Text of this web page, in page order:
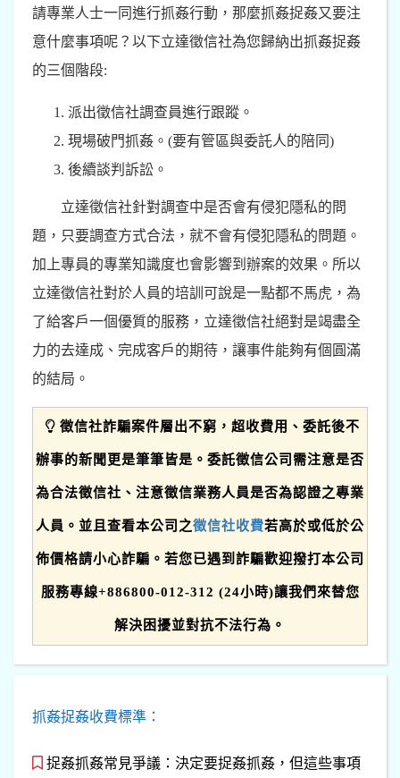
請專業人士一同進行抓姦行動，那麼抓姦捉姦又要注
意什麼事項呢？以下立達徵信社為您歸納出抓姦捉姦
的三個階段:
派出徵信社調查員進行跟蹤。
現場破門抓姦。(要有管區與委託人的陪同)
後續談判訴訟。
立達徵信社針對調查中是否會有侵犯隱私的問
題，只要調查方式合法，就不會有侵犯隱私的問題。
加上專員的專業知識度也會影響到辦案的效果。所以
立達徵信社對於人員的培訓可說是一點都不馬虎，為
了給客戶一個優質的服務，立達徵信社絕對是竭盡全
力的去達成、完成客戶的期待，讓事件能夠有個圓滿
的結局。
徵信社詐騙案件層出不窮，超收費用、委託後不
辦事的新聞更是筆筆皆是。委託徵信公司需注意是否
為合法徵信社、注意徵信業務人員是否為認證之專業
人員。並且查看本公司之徵信社收費若高於或低於公
佈價格請小心詐騙。若您已遇到詐騙歡迎撥打本公司
服務專線+886800-012-312 (24小時)讓我們來替您
解決困擾並對抗不法行為。
抓姦捉姦收費標準：
捉姦抓姦常見爭議：決定要捉姦抓姦，但這些事項